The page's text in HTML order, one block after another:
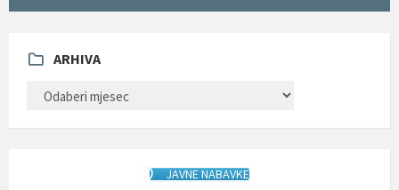
ARHIVA
JAVNE NABAVKE